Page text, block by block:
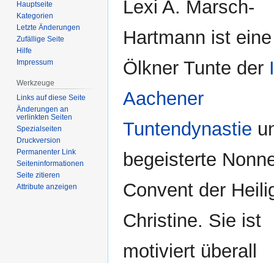
Navigation
Suche
Lexi A. Marsch-
Hartmann ist eine
Ölkner Tunte der
Aachener
Tuntendynastie
begeisterte
Convent der
Christine. Sie ist
motiviert überall
Hauptseite
Kategorien
Letzte Änderungen
Zufällige Seite
Hilfe
Impressum
Werkzeuge
Links auf diese Seite
Änderungen an
verlinkten Seiten
Spezialseiten
Druckversion
Permanenter Link
Seiten­­informationen
Seite zitieren
Attribute anzeigen